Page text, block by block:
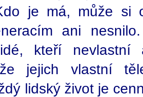
je má, může si
ani
kteří nevlastní
jejich vlastní
lidský život je